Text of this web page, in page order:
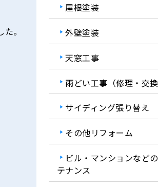
。
屋根塗装
外壁塗装
天窓工事
雨どい工事（修理・交換
サイディング張り替え
その他リフォーム
ビル・マンションなど
テナンス